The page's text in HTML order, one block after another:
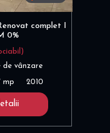
complet I
0%
de vânzare
mp 2010